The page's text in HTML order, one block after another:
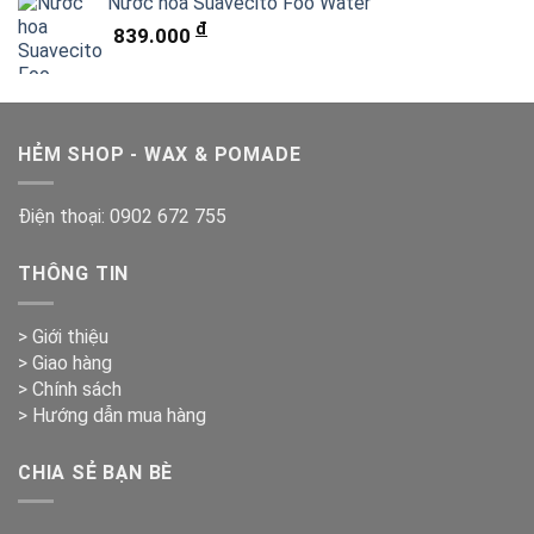
839.000 đ
HẺM SHOP - WAX & POMADE
Điện thoại: 0902 672 755
THÔNG TIN
> Giới thiệu
> Giao hàng
> Chính sách
> Hướng dẫn mua hàng
CHIA SẺ BẠN BÈ